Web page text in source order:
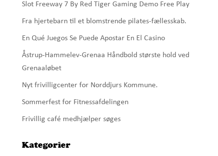
Slot Freeway 7 By Red Tiger Gaming Demo Free Play
Fra hjertebarn til et blomstrende pilates-fællesskab.
En Qué Juegos Se Puede Apostar En El Casino
Åstrup-Hammelev-Grenaa Håndbold største hold ved
Grenaaløbet
Nyt frivilligcenter for Norddjurs Kommune.
Sommerfest for Fitnessafdelingen
Frivillig café medhjælper søges
Kategorier